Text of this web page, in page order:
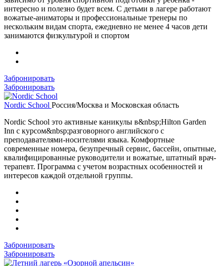
интересно и полезно будет всем. С детьми в лагере работают
вожатые-аниматоры и профессиональные тренеры по
нескольким видам спорта, ежедневно не менее 4 часов дети
занимаются физкультурой и спортом
Забронировать
Забронировать
Nordic School Россия/Москва и Московская область
Nordic School это активные каникулы в&nbsp;Hilton Garden
Inn с курсом&nbsp;разговорного английского с
преподавателями-носителями языка. Комфортные
современные номера, безупречный сервис, бассейн, опытные,
квалифицированные руководители и вожатые, штатный врач-
терапевт. Программа с учетом возрастных особенностей и
интересов каждой отдельной группы.
Забронировать
Забронировать